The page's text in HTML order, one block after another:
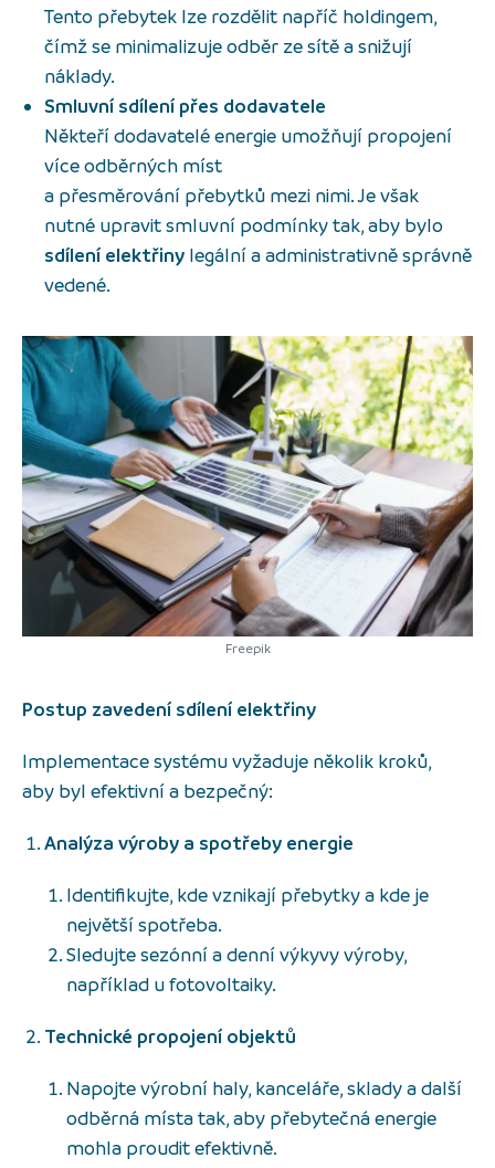
Tento přebytek lze rozdělit napříč holdingem,
čímž se minimalizuje odběr ze sítě a snižují
náklady.
Smluvní sdílení přes dodavatele
Někteří dodavatelé energie umožňují propojení
více odběrných míst
a přesměrování přebytků mezi nimi. Je však
nutné upravit smluvní podmínky tak, aby bylo
sdílení elektřiny legální a administrativně správně
vedené.
Freepik
Postup zavedení sdílení elektřiny
Implementace systému vyžaduje několik kroků,
aby byl efektivní a bezpečný:
Analýza výroby a spotřeby energie
Identifikujte, kde vznikají přebytky a kde je
největší spotřeba.
Sledujte sezónní a denní výkyvy výroby,
například u fotovoltaiky.
Technické propojení objektů
Napojte výrobní haly, kanceláře, sklady a další
odběrná místa tak, aby přebytečná energie
mohla proudit efektivně.